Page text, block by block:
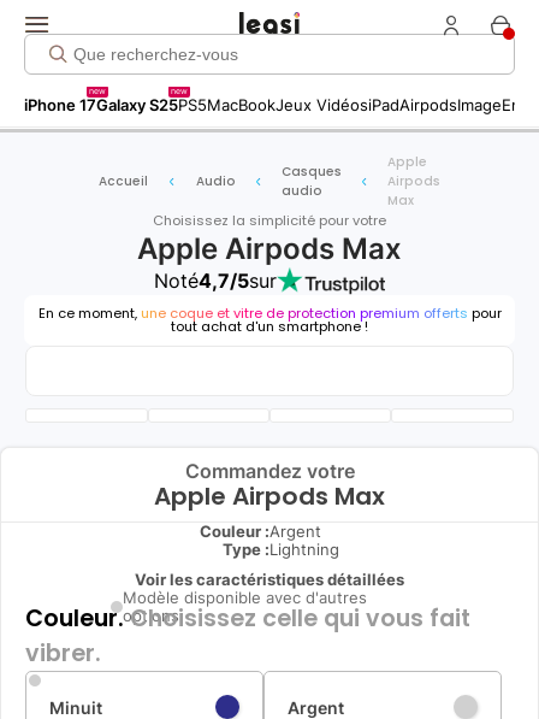
iPhone 17
new
Galaxy S25
new
PS5MacBookJeux VidéosiPadAirpodsImage
Accueil Audio
Casques
audio
Apple
Airpods
Max
Choisissez la simplicité pour votre
Apple Airpods Max
Noté4,7/5sur
En ce moment, une coque et vitre de protection premium offerts pour
tout achat d'un smartphone !
Commandez votre
Apple Airpods Max
Couleur :Argent
Type :Lightning
Voir les caractéristiques détaillées
Modèle disponible avec d'autres
options
Couleur.Choisissez celle qui vous fait
vibrer.
Minuit Argent